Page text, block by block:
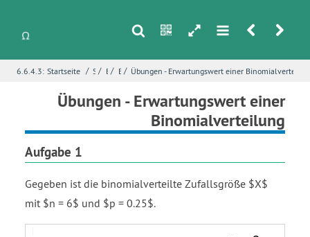
s n h m r u
6.6.4.3: Startseite / Stochastik
/ Binomialverteilung
/ Erwartungswert und Standardabweichung
/ Übungen - Erwartungswert einer
Übungen - Erwartungswert einer
Binomialverteilung
Aufgabe 1
Gegeben ist die binomialverteilte Zufallsgröße $X$
mit $n = 6$ und $p = 0.25$.
Name*
E-Mail
Seite*